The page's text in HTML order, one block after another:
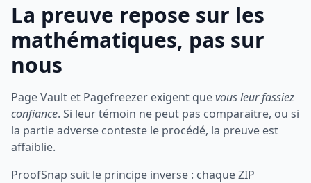
La preuve repose sur les
mathématiques, pas sur
nous
Page Vault et Pagefreezer exigent quevous leur fassiez
confiance. Si leur témoin ne peut pas comparaitre, ou si
la partie adverse conteste le procédé, la preuve est
affaiblie.
ProofSnap suit le principe inverse : chaque ZIP